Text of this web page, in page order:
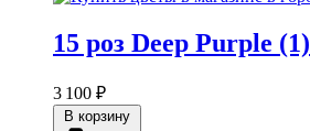
15 роз Deep Purple (1)
3 100 ₽